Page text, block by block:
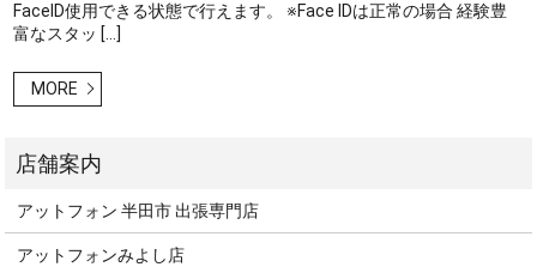
FaceID使用できる状態で行えます。 ※Face IDは正常の場合 経験豊
富なスタッ […]
MORE
アットフォン 半田市 出張専門店
アットフォンみよし店